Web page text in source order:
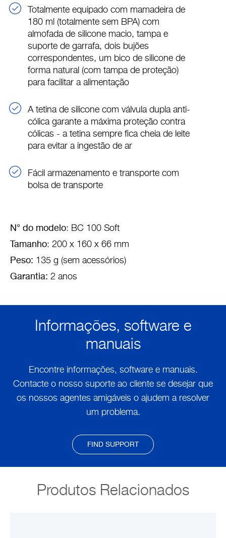
Totalmente equipado com mamadeira de
180 ml (totalmente sem BPA) com
almofada de silicone macio, tampa e
suporte de garrafa, dois bujões
correspondentes, um bico de silicone de
forma natural (com tampa de proteção)
para facilitar a alimentação
A tetina de silicone com válvula dupla anti-
cólica garante a máxima proteção contra
cólicas - a tetina sempre fica cheia de leite
para evitar a ingestão de ar
Fácil armazenamento e transporte com
bolsa de transporte
N° do modelo: BC 100 Soft
Tamanho: 200 x 160 x 66 mm
Peso: 135 g (sem acessórios)
Garantia: 2 anos
Informações, software e
manuais
Encontre informações, software e manuais.
Contacte o nosso suporte ao cliente se desejar que
os nossos agentes amigáveis o ajudem a resolver
um problema.
FIND SUPPORT
Produtos Relacionados